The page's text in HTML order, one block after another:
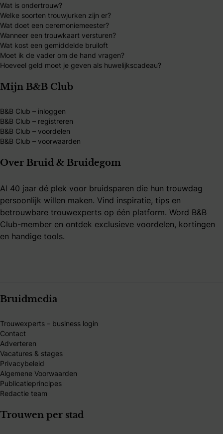
Wat is ondertrouw?
Welke soorten trouwjurken zijn er?
Wat doet een ceremoniemeester?
Wanneer een trouwkaart versturen?
Wat kost een gemiddelde bruiloft
Moet ik de vader om de hand vragen?
Hoeveel geld moet je geven als huwelijkscadeau?
Mijn B&B Club
B&B Club – inloggen
B&B Club – registreren
B&B Club – voordelen
B&B Club – voorwaarden
Over Bruid & Bruidegom
Al 40 jaar dé plek voor bruidsparen die hun trouwdag
persoonlijk willen maken. Vind inspiratie, tips en
betrouwbare trouwexperts op één platform. Word B&B
Club-member en ontdek exclusieve voordelen, kortingen
en handige tools.
Bruidmedia
Trouwexperts – business login
Contact
Adverteren
Vacatures & stages
Privacybeleid
Algemene Voorwaarden
Publicatieprincipes
Redactie team
Trouwen per stad